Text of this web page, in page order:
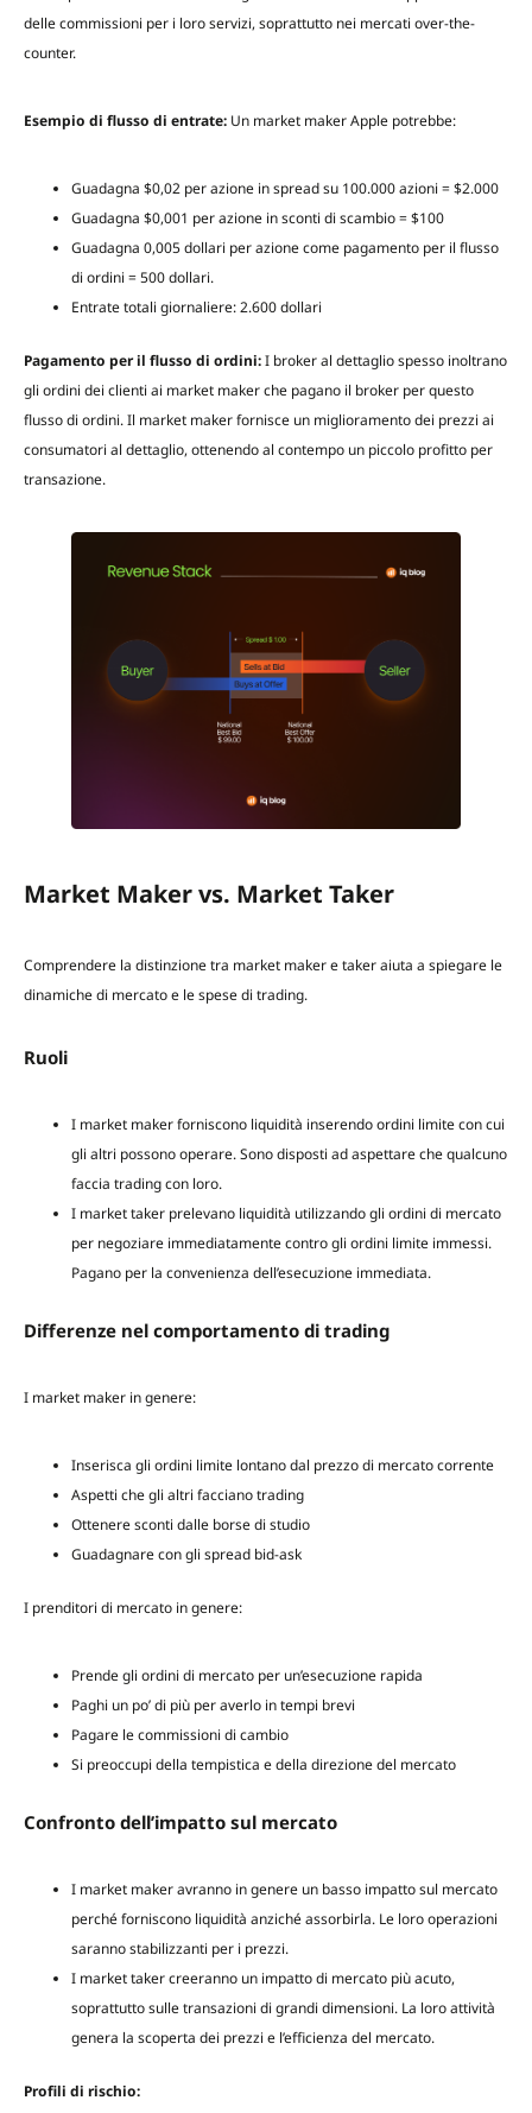
delle commissioni per i loro servizi, soprattutto nei mercati over-the-
counter.
Esempio di flusso di entrate: Un market maker Apple potrebbe:
Guadagna $0,02 per azione in spread su 100.000 azioni = $2.000
Guadagna $0,001 per azione in sconti di scambio = $100
Guadagna 0,005 dollari per azione come pagamento per il flusso
di ordini = 500 dollari.
Entrate totali giornaliere: 2.600 dollari
Pagamento per il flusso di ordini:I broker al dettaglio spesso inoltrano
gli ordini dei clienti ai market maker che pagano il broker per questo
flusso di ordini. Il market maker fornisce un miglioramento dei prezzi ai
consumatori al dettaglio, ottenendo al contempo un piccolo profitto per
transazione.
Market Maker vs. Market Taker
Comprendere la distinzione tra market maker e taker aiuta a spiegare le
dinamiche di mercato e le spese di trading.
Ruoli
I market maker forniscono liquidità inserendo ordini limite con cui
gli altri possono operare. Sono disposti ad aspettare che qualcuno
faccia trading con loro.
I market taker prelevano liquidità utilizzando gli ordini di mercato
per negoziare immediatamente contro gli ordini limite immessi.
Pagano per la convenienza dell’esecuzione immediata.
Differenze nel comportamento di trading
I market maker in genere:
Inserisca gli ordini limite lontano dal prezzo di mercato corrente
Aspetti che gli altri facciano trading
Ottenere sconti dalle borse di studio
Guadagnare con gli spread bid-ask
I prenditori di mercato in genere:
Prende gli ordini di mercato per un’esecuzione rapida
Paghi un po’ di più per averlo in tempi brevi
Pagare le commissioni di cambio
Si preoccupi della tempistica e della direzione del mercato
Confronto dell’impatto sul mercato
I market maker avranno in genere un basso impatto sul mercato
perché forniscono liquidità anziché assorbirla. Le loro operazioni
saranno stabilizzanti per i prezzi.
I market taker creeranno un impatto di mercato più acuto,
soprattutto sulle transazioni di grandi dimensioni. La loro attività
genera la scoperta dei prezzi e l’efficienza del mercato.
Profili di rischio: